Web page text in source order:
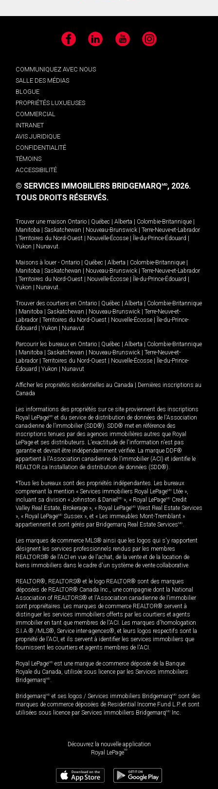
Facebook LinkedIn YouTube Instagram
COMMUNIQUEZ AVEC NOUS
SALLE DES MÉDIAS
BLOGUE
PROPRIÉTÉS LUXUEUSES
COMMERCIAL
INTRANET
AVIS JURIDIQUE
CONFIDENTIALITÉ
TÉMOINS
ACCESSIBILITÉ
© SERVICES IMMOBILIERS BRIDGEMARQMD, 2026.
TOUS DROITS RÉSERVÉS.
Trouver une maison Ontario | Québec | Alberta | Colombie-Britannique |
Manitoba | Saskatchewan | Nouveau-Brunswick | Terre-Neuve-et-Labrador
| Territoires du Nord-Ouest | Nouvelle-Écosse | Île-du-Prince-Édouard |
Yukon | Nunavut.
Maisons à louer - Ontario | Québec | Alberta | Colombie-Britannique |
Manitoba | Saskatchewan | Nouveau-Brunswick | Terre-Neuve-et-Labrador
| Territoires du Nord-Ouest | Nouvelle-Écosse | Île-du-Prince-Édouard |
Yukon | Nunavut.
Trouver des courtiers en Ontario | Québec | Alberta | Colombie-Britannique
| Manitoba | Saskatchewan | Nouveau-Brunswick | Terre-Neuve-et-
Labrador | Territoires du Nord-Ouest | Nouvelle-Écosse | Île-du-Prince-
Édouard | Yukon | Nunavut
Parcourir les bureaux en Ontario | Québec | Alberta | Colombie-Britannique
| Manitoba | Saskatchewan | Nouveau-Brunswick | Terre-Neuve-et-
Labrador | Territoires du Nord-Ouest | Nouvelle-Écosse | Île-du-Prince-
Édouard | Yukon | Nunavut
Afficher les propriétés résidentielles au Canada | Dernières inscriptions au
Canada
Les informations des propriétés sur ce site proviennent des inscriptions
Royal LePageMD et du service de distribution de données de l'Association
canadienne de l’immobilier (SDD®). SDD® met en référence des
inscriptions tenues par des agences immobilières autres que Royal
LePage et ses distributeurs. L'exactitude de l'information n'est pas
garantie et devrait être indépendamment vérifiée. La marque DDF®
appartient à l'Association canadienne de l’immobilier (ACI) et identifie le
REALTOR.ca Installation de distribution de données (SDD®).
*Tous les bureaux sont des propriétés indépendantes. Les bureaux
comprenant la mention « Services immobiliers Royal LePageMD Ltée »,
incluant sa division « Johnston & Daniel MD », « Royal LePageMD Credit
Valley Real Estate, Brokerage », « Royal LePageMD West Real Estate Services
», « Royal LePageMD Sussex », et « Les immeubles Mont-Tremblant »
appartiennent et sont gérés par Bridgemarq Real Estate ServicesMD.
Les marques de commerce MLS® ainsi que les logos qui s'y rapportent
désignent les services professionnels rendus par les membres
REALTORS® de l'ACI en vue de l'achat, de la vente et de la location de
biens immobiliers dans le cadre d'un système de vente collaborative.
REALTOR®, REALTORS® et le logo REALTOR® sont des marques
déposées de REALTOR® Canada Inc., une compagnie dont la National
Association of REALTORS® et l'Association canadienne de l’immobilier
sont propriétaires. Les marques de commerce REALTOR® servent à
distinguer les services immobiliers offerts par les courtiers et agents
immobilier en tant que membres de l'ACI. Les marques d'homologation
S.I.A.® /MLS®, Service inter-agences®, et leurs logos respectifs sont la
propriété de l'ACI, et ils servent à identifier les services immobiliers que
fournissent les courtiers et agents membres de l'ACI.
Royal LePageMD est une marque de commerce déposée de la Banque
Royale du Canada, utilisée sous licence par les Services immobiliers
BridgemarqMD.
BridgemarqMD et ses logos / Services immobiliers BridgemarqMD sont des
marques de commerce déposées de Residential Income Fund L.P. et sont
utilisées sous licence par Services immobiliers BridgemarqMD Inc.
Découvrez la nouvelle application
Royal LePageMD